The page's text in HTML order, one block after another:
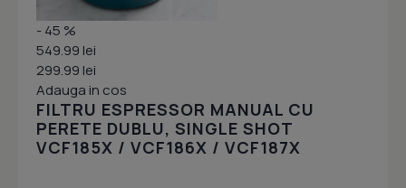
- 45 %
549.99 lei
299.99 lei
Adauga in cos
FILTRU ESPRESSOR MANUAL CU
PERETE DUBLU, SINGLE SHOT
VCF185X / VCF186X / VCF187X